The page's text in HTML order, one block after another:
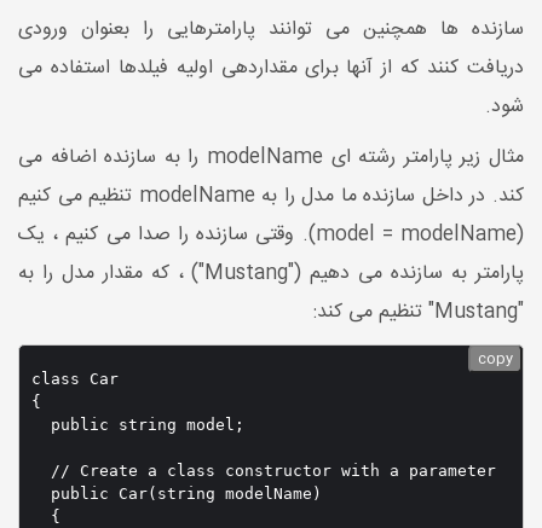
سازنده ها همچنین می توانند پارامترهایی را بعنوان ورودی
دریافت کنند که از آنها برای مقداردهی اولیه فیلدها استفاده می
شود.
مثال زیر پارامتر رشته ای modelName را به سازنده اضافه می
کند. در داخل سازنده ما مدل را به modelName تنظیم می کنیم
(model = modelName). وقتی سازنده را صدا می کنیم ، یک
پارامتر به سازنده می دهیم ("Mustang") ، که مقدار مدل را به
"Mustang" تنظیم می کند:
class Car
{
  public string model;
  // Create a class constructor with a parameter
  public Car(string modelName)
  {
copy